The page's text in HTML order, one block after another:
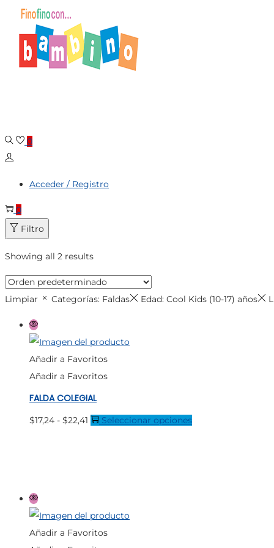
Saltar
navegación
Saltar
contenido
0
Acceder / Registro
0
Filtro
Showing all 2 results
Limpiar Categorías: Faldas Edad: Cool Kids (10-17) años
Añadir a Favoritos
Añadir a Favoritos
FALDA COLEGIAL
$17,24 - $22,41 Rango
$22,41
Seleccionar opcionesEste
Añadir a Favoritos